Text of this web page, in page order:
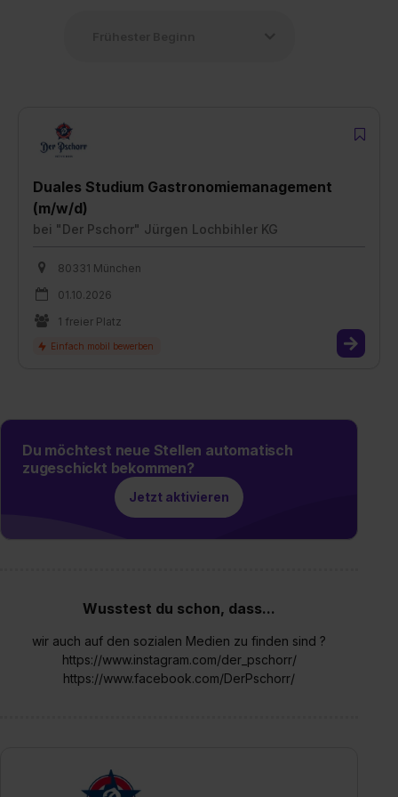
Duales Studium Gastronomiemanagement
(m/w/d)
bei "Der Pschorr" Jürgen Lochbihler KG
80331 München
01.10.2026
1 freier Platz
Du möchtest neue Stellen automatisch
zugeschickt bekommen?
Jetzt aktivieren
Wusstest du schon, dass...
wir auch auf den sozialen Medien zu finden sind ?
https://www.instagram.com/der_pschorr/
https://www.facebook.com/DerPschorr/